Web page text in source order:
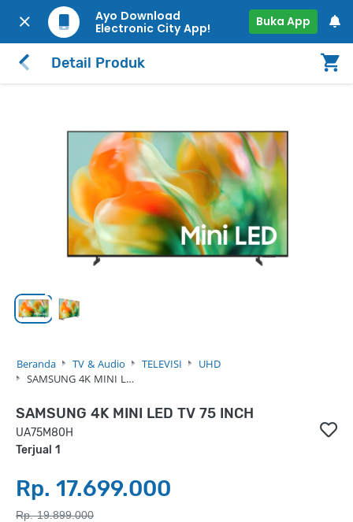
Ayo Download
Electronic City App!
Buka App
Detail Produk
Beranda TV & Audio TELEVISI
UHD
SAMSUNG 4K MINI L…
SAMSUNG 4K MINI LED TV 75 INCH
UA75M80H
Terjual 1
Rp. 17.699.000
Rp. 19.899.000